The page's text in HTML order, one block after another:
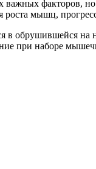
факторов,
роста мышц,
в обрушившейся
при наборе